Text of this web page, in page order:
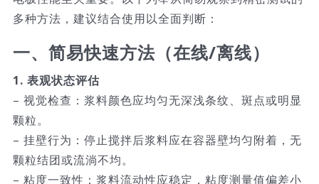
多种方法，建议结合使用以全面判断：
一、简易快速方法（在线/离线）
1. 表观状态评估
– 视觉检查：浆料颜色应均匀无深浅条纹、斑点或明显
颗粒。
– 挂壁行为：停止搅拌后浆料应在容器壁均匀附着，无
颗粒结团或流淌不均。
– 粘度一致性：浆料流动性应稳定，粘度测量值偏差小